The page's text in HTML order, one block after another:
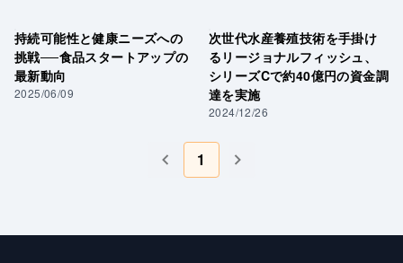
持続可能性と健康ニーズへの
挑戦──食品スタートアップの
最新動向
2025/06/09
次世代水産養殖技術を手掛け
るリージョナルフィッシュ、
シリーズCで約40億円の資金調
達を実施
2024/12/26
1